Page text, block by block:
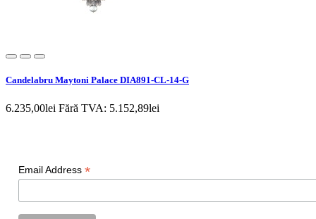
Candelabru Maytoni Palace DIA891-CL-14-G
6.235,00lei Fără TVA: 5.152,89lei
Email Address *